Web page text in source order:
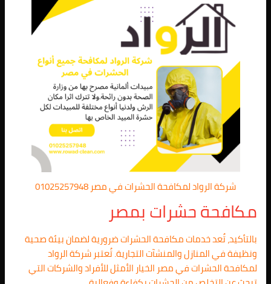
شركة الرواد لمكافحة الحشرات في مصر 01025257948
مكافحة حشرات بمصر
بالتأكيد، تُعد خدمات مكافحة الحشرات ضرورية لضمان بيئة صحية
ونظيفة في المنازل والمنشآت التجارية. تُعتبر شركة الرواد
لمكافحة الحشرات في مصر الخيار الأمثل للأفراد والشركات التي